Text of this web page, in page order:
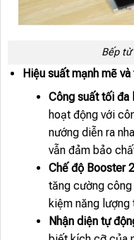
Bếp từ
Hiệu suất mạnh mẽ
Công suất tối đa
hoạt động với
nướng diễn ra
vẫn đảm bảo
Chế độ Booster
tăng cường công
kiệm năng lượng
Nhận diện tự